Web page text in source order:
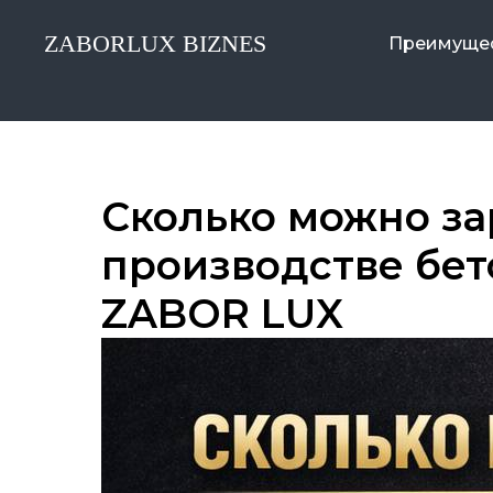
Сколько можно
производстве
ZABOR LUX
ZABORLUX BIZNES